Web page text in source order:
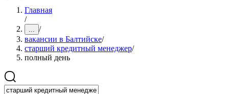
Главная
/
... /
вакансии в Балтийске/
старший кредитный менеджер/
полный день